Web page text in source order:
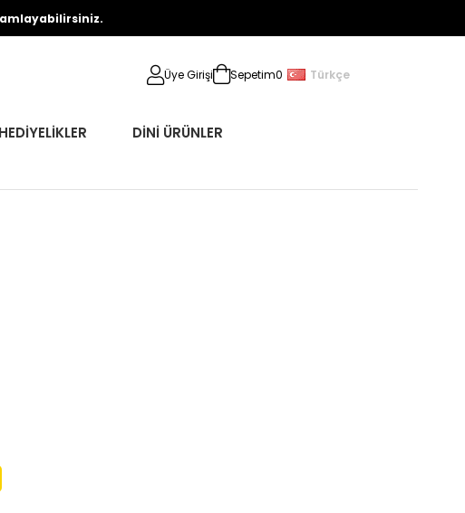
Üye Girişi Sepetim0 Türkçe
HEDİYELİKLER DİNİ ÜRÜNLER